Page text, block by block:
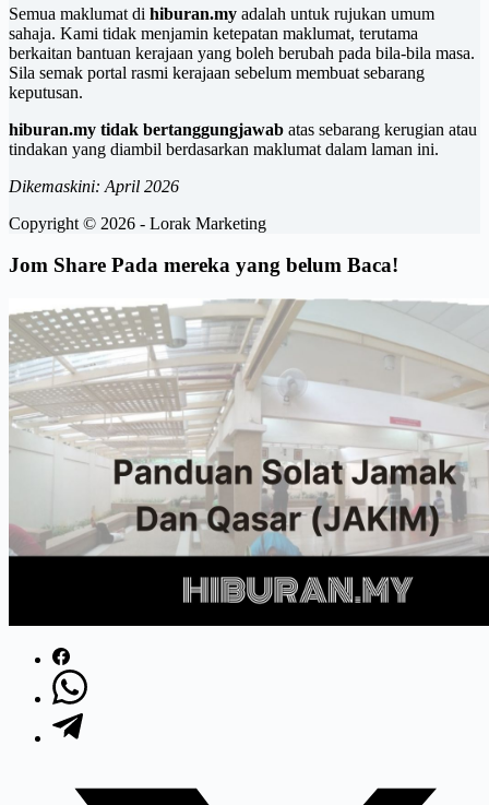
Semua maklumat di hiburan.my adalah untuk rujukan umum
sahaja. Kami tidak menjamin ketepatan maklumat, terutama
berkaitan bantuan kerajaan yang boleh berubah pada bila-bila masa.
Sila semak portal rasmi kerajaan sebelum membuat sebarang
keputusan.
hiburan.my tidak bertanggungjawab atas sebarang kerugian atau
tindakan yang diambil berdasarkan maklumat dalam laman ini.
Dikemaskini: April 2026
Copyright © 2026 - Lorak Marketing
Jom Share Pada mereka yang belum Baca!